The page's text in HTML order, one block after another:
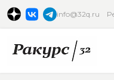
info@32q.ru